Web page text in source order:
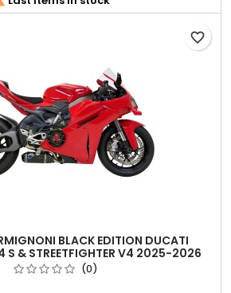
BLACK EDITION DUCATI
S & STREETFIGHTER V4 2025-2026
(0)
favorite_border